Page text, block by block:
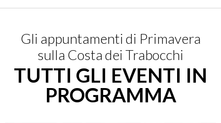
Gli appuntamenti di Primavera
sulla Costa dei Trabocchi
TUTTI GLI EVENTI IN
PROGRAMMA